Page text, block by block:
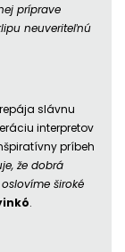
príprave
neuveriteľnú
slávnu
interpretov
príbeh
že dobrá
široké
.